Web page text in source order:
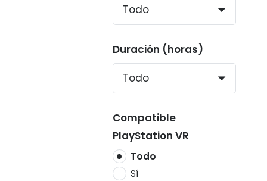
Duración (horas)
Compatible
PlayStation VR
Todo
Sí